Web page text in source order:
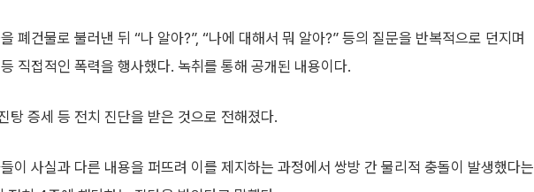
폐건물로 불러낸 뒤 “나 알아?”, “나에 대해서 뭐 알아?” 등의 질문을 반복적으로 던지며
직접적인 폭력을 행사했다. 녹취를 통해 공개된 내용이다.
탕 증세 등 전치 진단을 받은 것으로 전해졌다.
이 사실과 다른 내용을 퍼뜨려 이를 제지하는 과정에서 쌍방 간 물리적 충돌이 발생했다는